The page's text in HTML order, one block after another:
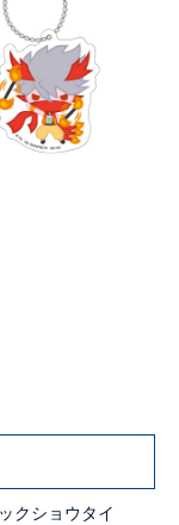
クショウタイ